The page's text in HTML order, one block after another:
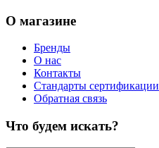
О магазине
Бренды
О нас
Контакты
Стандарты сертификации
Обратная связь
Что будем искать?